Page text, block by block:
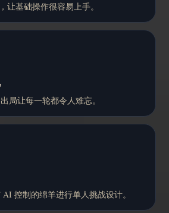
让基础操作很容易上手。
局让每一轮都令人难忘。
控制的绵羊进行单人挑战设计。